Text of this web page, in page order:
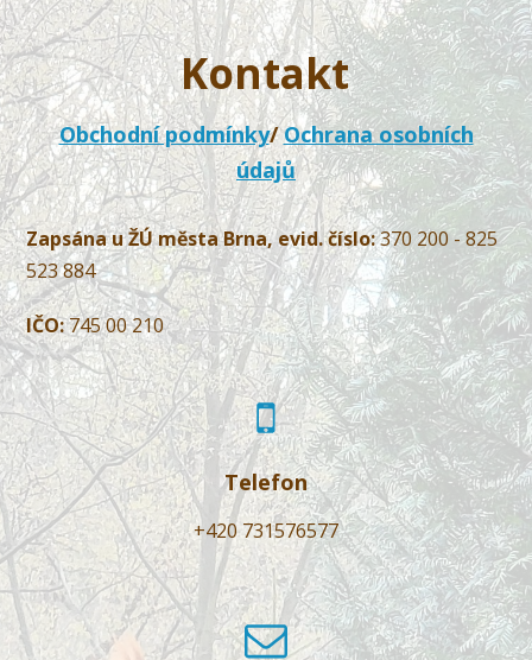
Kontakt
Obchodní podmínky/Ochrana osobních
údajů
Zapsána u ŽÚ města Brna, evid. číslo:370 200 - 825
523 884
IČO:745 00 210
Telefon
+420 731576577